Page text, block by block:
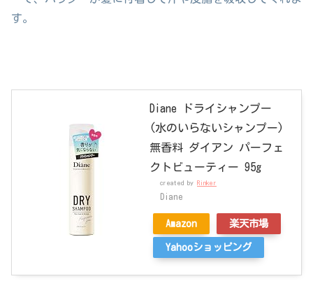
す。
Diane ドライシャンプー
(水のいらないシャンプー)
無香料 ダイアン パーフェ
クトビューティー 95g
created by Rinker
Diane
Amazon 楽天市場
Yahooショッピング